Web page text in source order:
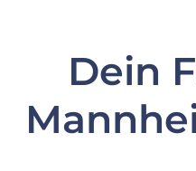
Dein